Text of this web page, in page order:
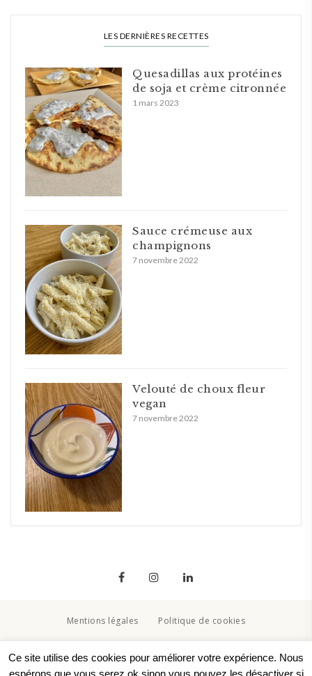
LES DERNIÈRES RECETTES
Quesadillas aux protéines
de soja et crème citronnée
1 mars 2023
Sauce crémeuse aux
champignons
7 novembre 2022
Velouté de choux fleur
vegan
7 novembre 2022
Mentions légales Politique de cookies
Ce site utilise des cookies pour améliorer votre expérience. Nous
espérons que vous serez ok sinon vous pouvez les désactiver si